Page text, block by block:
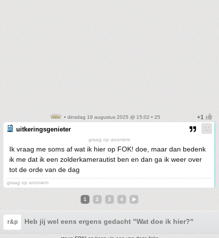
• dinsdag 19 augustus 2025 @ 15:02 • 25
uitkeringsgenieter
graag op anoniem
Ik vraag me soms af wat ik hier op FOK! doe, maar dan bedenk
ik me dat ik een zolderkamerautist ben en dan ga ik weer over
tot de orde van de dag
graag op anoniem
1 2 3 4
r&p Heb jij wel eens ergens gedacht "Wat doe ik hier?"